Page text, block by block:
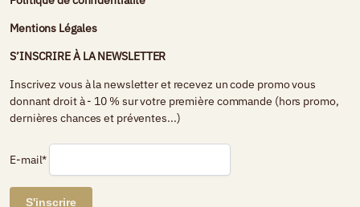
Mentions Légales
S’INSCRIRE À LA NEWSLETTER
Inscrivez vous à la newsletter et recevez un code promo vous
donnant droit à - 10 % sur votre première commande (hors promo,
dernières chances et préventes...)
E-mail*